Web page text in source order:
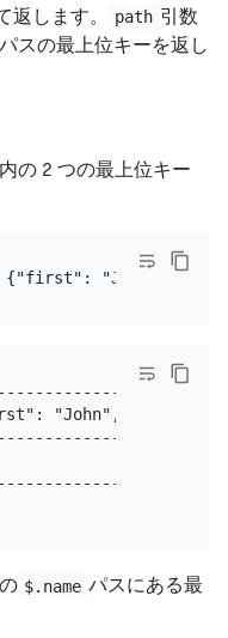
返します。
path 引数
スの最上位キーを返し
の 2 つの最上位キー
{"first": "John",
"John", "last":
$.name パスにある最